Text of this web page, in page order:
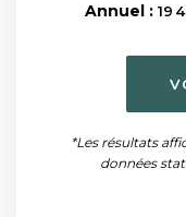
Annuel : 19
*Les résultats
données